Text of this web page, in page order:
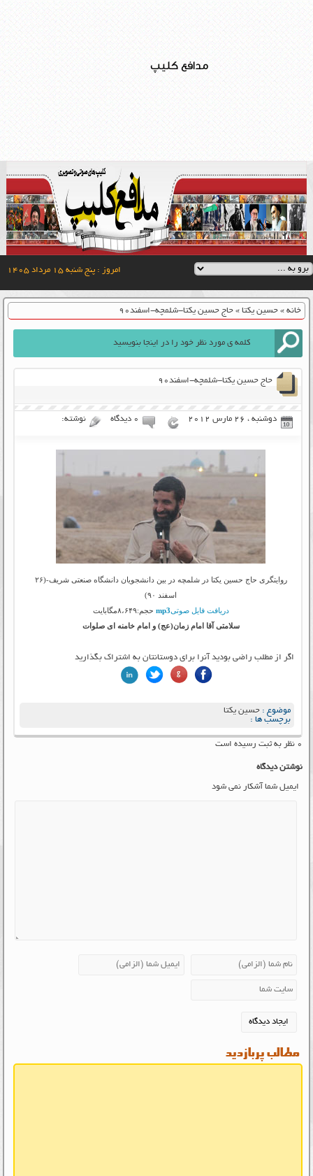
مدافع کلیپ
امروز : پنج شنبه ۱۵ مرداد ۱۴۰۵
خانه» حسین یکتا» حاج حسین یکتا-شلمچه-اسفند۹۰
حاج حسین یکتا-شلمچه-اسفند۹۰
دوشنبه ، 26 مارس 2012 ۰ دیدگاه نوشته:
روایتگری حاج حسین یکتا در شلمچه در بین دانشجویان دانشگاه صنعتی شریف-(۲۶
اسفند ۹۰)
دریافت فایل صوتیmp3 حجم:۸،۶۴۹مگابایت
سلامتی آقا امام زمان(عج) و امام خامنه ای صلوات
اگر از مطلب راضی بودید آنرا برای دوستانتان به اشتراک بگذارید
موضوع :حسین یکتا
برچسب ها :
۰ نظر به ثبت رسیده است
نوشتن دیدگاه
ایمیل شما آشکار نمی شود
مطالب پربازدید